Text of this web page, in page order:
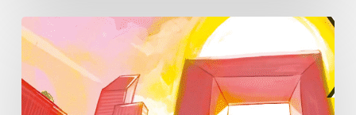
Paris
La
Défense
lance
«